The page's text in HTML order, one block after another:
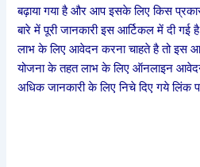
बढ़ाया गया है और आप इसके लिए किस
बारे में पूरी जानकारी इस आर्टिकल में दी
लाभ के लिए आवेदन करना चाहते है तो इस
योजना के तहत लाभ के लिए ऑनलाइन
अधिक जानकारी के लिए निचे दिए गये लिंक